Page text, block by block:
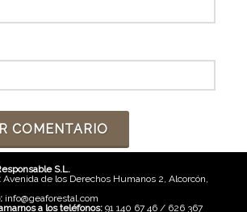
S.L.
Avenida de los Derechos Humanos 2, Alcorcón,
info@geaforestal.com
a los teléfonos: 91 140 67 46 / 626 367